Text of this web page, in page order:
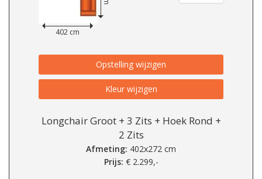
402 cm
Opstelling wijzigen
Kleur wijzigen
Longchair Groot + 3 Zits + Hoek Rond +
2 Zits
Afmeting: 402x272 cm
Prijs: € 2.299,-